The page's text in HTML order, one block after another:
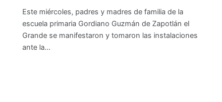
Este miércoles, padres y madres de familia de la
escuela primaria Gordiano Guzmán de Zapotlán el
Grande se manifestaron y tomaron las instalaciones
ante la…